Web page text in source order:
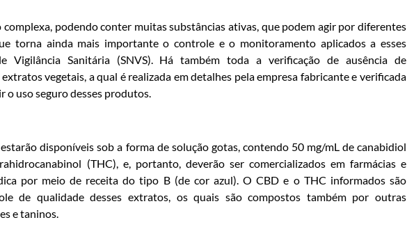
podendo conter muitas substâncias ativas, que podem agir por diferentes
torna ainda mais importante o controle e o monitoramento aplicados a esses
Vigilância Sanitária (SNVS). Há também toda a verificação de ausência de
vegetais, a qual é realizada em detalhes pela empresa fabricante e verificada
o uso seguro desses produtos.
disponíveis sob a forma de solução gotas, contendo 50 mg/mL de canabidiol
(THC), e, portanto, deverão ser comercializados em farmácias e
por meio de receita do tipo B (de cor azul). O CBD e o THC informados são
de qualidade desses extratos, os quais são compostos também por outras
e taninos.